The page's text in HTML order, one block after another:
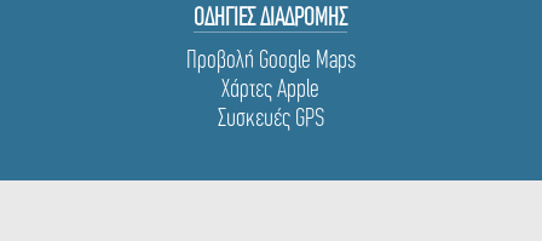
ΟΔΗΓΙΕΣ ΔΙΑΔΡΟΜΗΣ
Προβολή Google Maps
Χάρτες Apple
Συσκευές GPS